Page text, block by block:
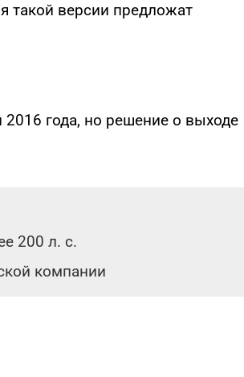
такой версии предложат
2016 года, но решение о выходе
200 л. с.
компании